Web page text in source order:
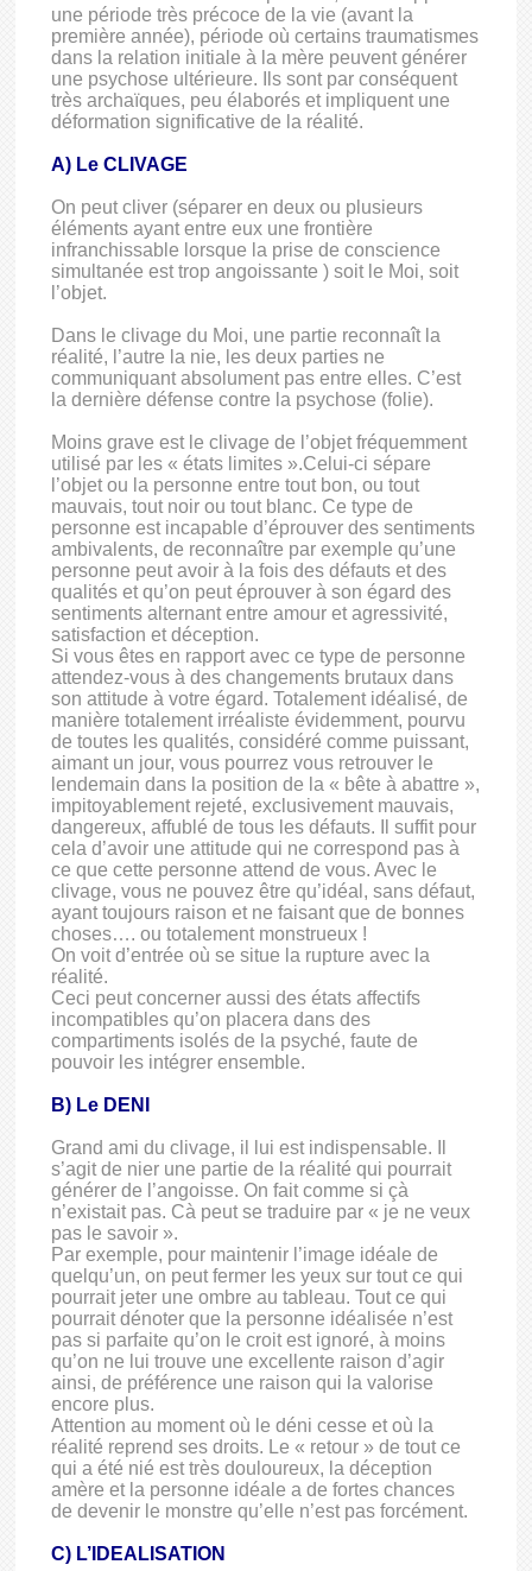
une période très précoce de la vie (avant la
première année), période où certains traumatismes
dans la relation initiale à la mère peuvent générer
une psychose ultérieure. Ils sont par conséquent
très archaïques, peu élaborés et impliquent une
déformation significative de la réalité.
A) Le CLIVAGE
On peut cliver (séparer en deux ou plusieurs
éléments ayant entre eux une frontière
infranchissable lorsque la prise de conscience
simultanée est trop angoissante ) soit le Moi, soit
l’objet.
Dans le clivage du Moi, une partie reconnaît la
réalité, l’autre la nie, les deux parties ne
communiquant absolument pas entre elles. C’est
la dernière défense contre la psychose (folie).
Moins grave est le clivage de l’objet fréquemment
utilisé par les « états limites ».Celui-ci sépare
l’objet ou la personne entre tout bon, ou tout
mauvais, tout noir ou tout blanc. Ce type de
personne est incapable d’éprouver des sentiments
ambivalents, de reconnaître par exemple qu’une
personne peut avoir à la fois des défauts et des
qualités et qu’on peut éprouver à son égard des
sentiments alternant entre amour et agressivité,
satisfaction et déception.
Si vous êtes en rapport avec ce type de personne
attendez-vous à des changements brutaux dans
son attitude à votre égard. Totalement idéalisé, de
manière totalement irréaliste évidemment, pourvu
de toutes les qualités, considéré comme puissant,
aimant un jour, vous pourrez vous retrouver le
lendemain dans la position de la « bête à abattre »,
impitoyablement rejeté, exclusivement mauvais,
dangereux, affublé de tous les défauts. Il suffit pour
cela d’avoir une attitude qui ne correspond pas à
ce que cette personne attend de vous. Avec le
clivage, vous ne pouvez être qu’idéal, sans défaut,
ayant toujours raison et ne faisant que de bonnes
choses…. ou totalement monstrueux !
On voit d’entrée où se situe la rupture avec la
réalité.
Ceci peut concerner aussi des états affectifs
incompatibles qu’on placera dans des
compartiments isolés de la psyché, faute de
pouvoir les intégrer ensemble.
B) Le DENI
Grand ami du clivage, il lui est indispensable. Il
s’agit de nier une partie de la réalité qui pourrait
générer de l’angoisse. On fait comme si çà
n’existait pas. Cà peut se traduire par « je ne veux
pas le savoir ».
Par exemple, pour maintenir l’image idéale de
quelqu’un, on peut fermer les yeux sur tout ce qui
pourrait jeter une ombre au tableau. Tout ce qui
pourrait dénoter que la personne idéalisée n’est
pas si parfaite qu’on le croit est ignoré, à moins
qu’on ne lui trouve une excellente raison d’agir
ainsi, de préférence une raison qui la valorise
encore plus.
Attention au moment où le déni cesse et où la
réalité reprend ses droits. Le « retour » de tout ce
qui a été nié est très douloureux, la déception
amère et la personne idéale a de fortes chances
de devenir le monstre qu’elle n’est pas forcément.
C) L’IDEALISATION